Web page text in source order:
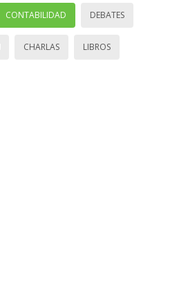
CONTABILIDAD DEBATES
CHARLAS LIBROS